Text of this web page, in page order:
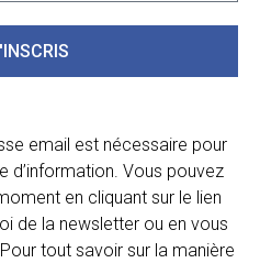
email est nécessaire pour
d’information. Vous pouvez
en cliquant sur le lien
de la newsletter ou en vous
tout savoir sur la manière